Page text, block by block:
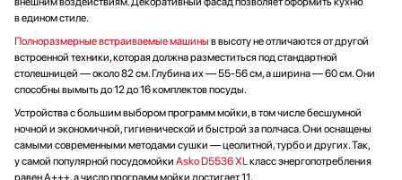
в едином стиле.
Полноразмерные встраиваемые машины в высоту не отличаются от другой
встроенной техники, которая должна разместиться под стандартной
столешницей — около 82 см. Глубина их — 55-56 см, а ширина — 60 см. Они
способны вымыть до 12 до 16 комплектов посуды.
Устройства с большим выбором программ мойки, в том числе бесшумной
ночной и экономичной, гигиенической и быстрой за полчаса. Они оснащены
самыми современными методами сушки — цеолитной, турбо и других. Так,
у самой популярной посудомойки Asko D5536 XLкласс энергопотребления